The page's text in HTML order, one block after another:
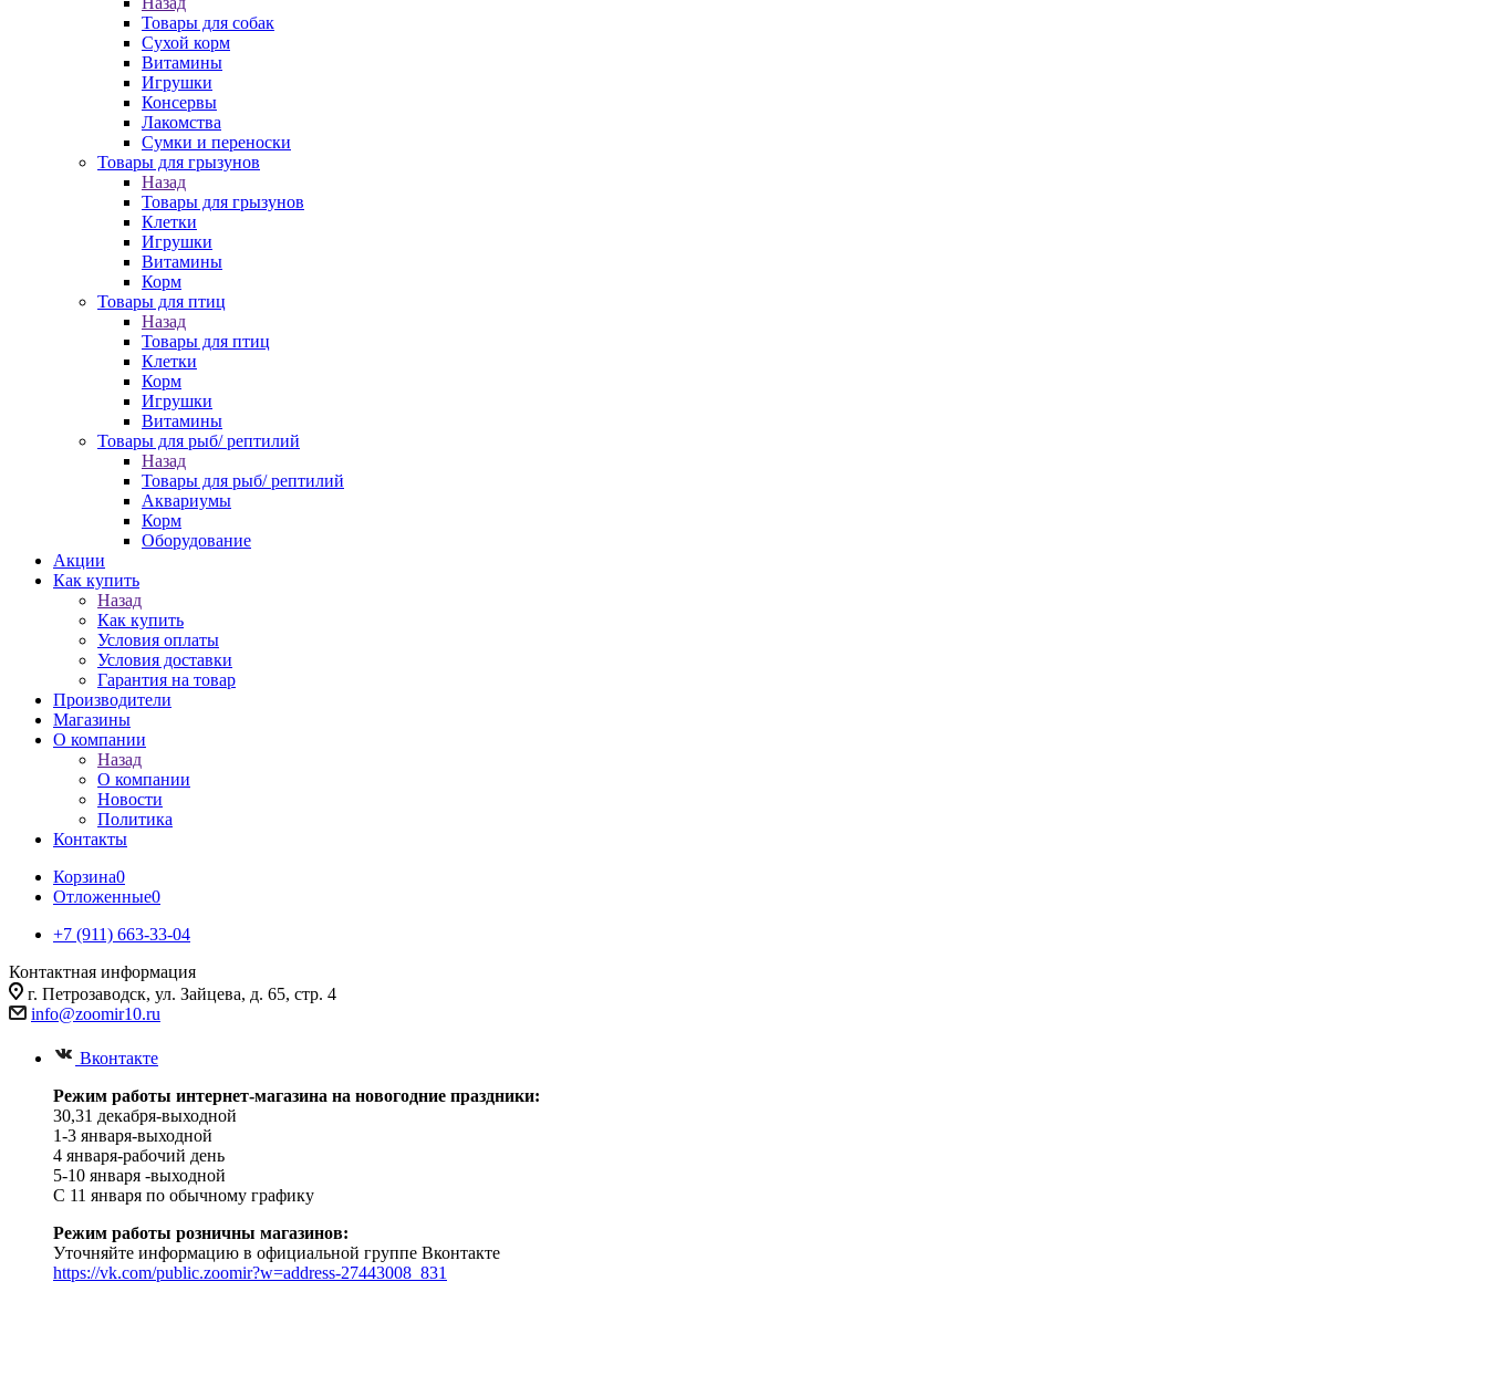
Товары для собак
Cухой корм
Витамины
Игрушки
Консервы
Лакомства
Сумки и переноски
Товары для грызунов
Назад
Товары для грызунов
Клетки
Игрушки
Витамины
Корм
Товары для птиц
Назад
Товары для птиц
Клетки
Корм
Игрушки
Витамины
Товары для рыб/ рептилий
Назад
Товары для рыб/ рептилий
Аквариумы
Корм
Оборудование
Акции
Как купить
Назад
Как купить
Условия оплаты
Условия доставки
Гарантия на товар
Производители
Магазины
О компании
Назад
О компании
Новости
Политика
Контакты
Корзина0
Отложенные0
+7 (911) 663-33-04
Контактная информация
г. Петрозаводск, ул. Зайцева, д. 65, стр. 4
info@zoomir10.ru
Вконтакте
Режим работы интернет-магазина на новогодние праздники:
30,31 декабря-выходной
1-3 января-выходной
4 января-рабочий день
5-10 января -выходной
С 11 января по обычному графику
Режим работы розничны магазинов:
Уточняйте информацию в официальной группе Вконтакте
https://vk.com/public.zoomir?w=address-27443008_831